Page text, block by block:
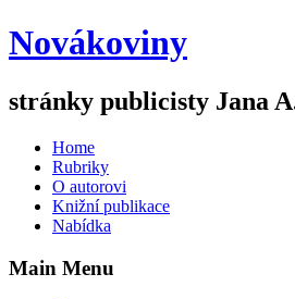
Novákoviny
stránky publicisty Jana
Home
Rubriky
O autorovi
Knižní publikace
Nabídka
Main Menu